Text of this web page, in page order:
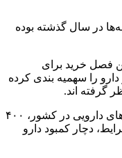
بیمه‌ها در سال گذشته بوده
فصل خرید برای
را سهمیه بندی کرده
وی افزود: زمان برگشت سرمایه شرکت‌های دارویی در کشور، ۴۰۰
دچار کمبود دارو